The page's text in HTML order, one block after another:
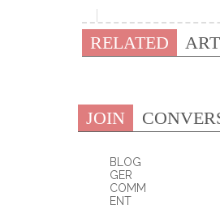
RELATED
JOIN
BLOG
GER
COMM
ENT